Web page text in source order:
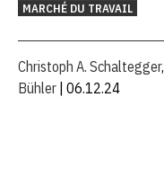
MARCHÉ DU TRAVAIL
Christoph A. Schaltegger,
Bühler | 06.12.24